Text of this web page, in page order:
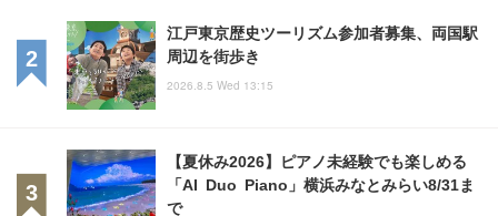
江戸東京歴史ツーリズム参加者募集、両国駅
周辺を街歩き
2026.8.5 Wed 13:15
【夏休み2026】ピアノ未経験でも楽しめる
「AI Duo Piano」横浜みなとみらい8/31ま
で